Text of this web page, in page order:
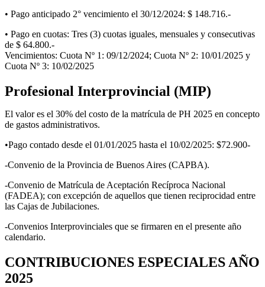
• Pago anticipado 2° vencimiento el 30/12/2024: $ 148.716.-
• Pago en cuotas: Tres (3) cuotas iguales, mensuales y consecutivas
de $ 64.800.-
Vencimientos: Cuota Nº 1: 09/12/2024; Cuota Nº 2: 10/01/2025 y
Cuota Nº 3: 10/02/2025
Profesional Interprovincial (MIP)
El valor es el 30% del costo de la matrícula de PH 2025 en concepto
de gastos administrativos.
•Pago contado desde el 01/01/2025 hasta el 10/02/2025: $72.900-
-Convenio de la Provincia de Buenos Aires (CAPBA).
-Convenio de Matrícula de Aceptación Recíproca Nacional
(FADEA); con excepción de aquellos que tienen reciprocidad entre
las Cajas de Jubilaciones.
-Convenios Interprovinciales que se firmaren en el presente año
calendario.
CONTRIBUCIONES ESPECIALES AÑO
2025